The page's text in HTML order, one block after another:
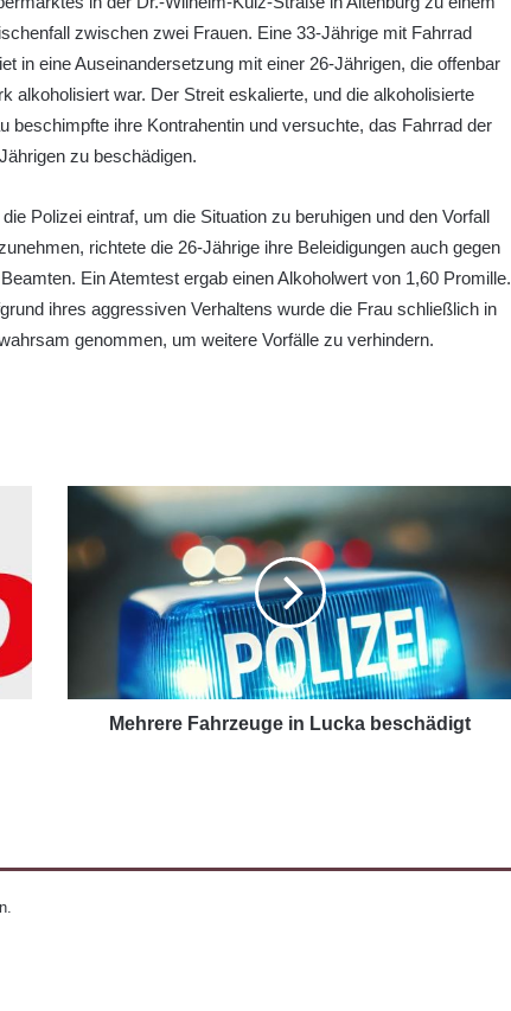
zwischen zwei Frauen. Eine 33-Jährige mit Fahrrad
in eine Auseinandersetzung mit einer 26-Jährigen, die offenbar
alkoholisiert war. Der Streit eskalierte, und die alkoholisierte
beschimpfte ihre Kontrahentin und versuchte, das Fahrrad der
zu beschädigen.
Polizei eintraf, um die Situation zu beruhigen und den Vorfall
richtete die 26-Jährige ihre Beleidigungen auch gegen
Ein Atemtest ergab einen Alkoholwert von 1,60 Promille.
ihres aggressiven Verhaltens wurde die Frau schließlich in
genommen, um weitere Vorfälle zu verhindern.
Mehrere Fahrzeuge in Lucka beschädigt